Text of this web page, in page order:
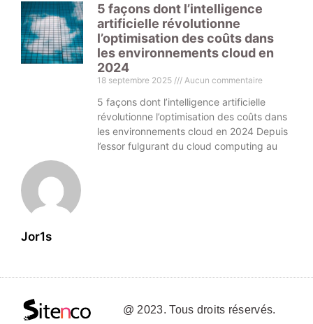
Jor1s
5 façons dont l’intelligence
artificielle révolutionne
l’optimisation des coûts dans
les environnements cloud en
2024
18 septembre 2025 Aucun commentaire
5 façons dont l’intelligence artificielle
révolutionne l’optimisation des coûts dans
les environnements cloud en 2024 Depuis
l’essor fulgurant du cloud computing au
@ 2023. Tous droits réservés.